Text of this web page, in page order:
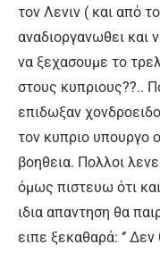
τον Λενιν ( και από
αναδιοργανωθει και
να ξεχασουμε το
στους κυπριους??..
επιδωξαν
τον κυπριο υπουργο
βοηθεια. Πολλοι
όμως πιστευω ότι
ιδια απαντηση θα
ειπε ξεκαθαρά: ‘’